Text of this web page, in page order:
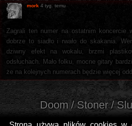
mork 4 tyg. temu
Zagrali ten numer na ostatnim koncercie
dobrze to siadło i rwało do skakania.
dziwny efekt na wokalu, brzmi
odsłuchach. Mało folku, mocne gitary
że na kolejnych numerach będzie więcej
Doom / Stoner /